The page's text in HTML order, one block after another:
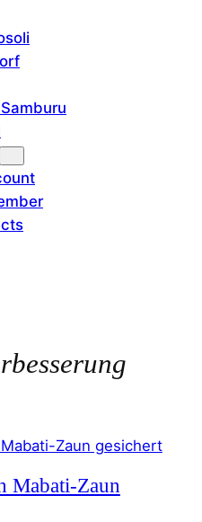
Mabati-Zaun